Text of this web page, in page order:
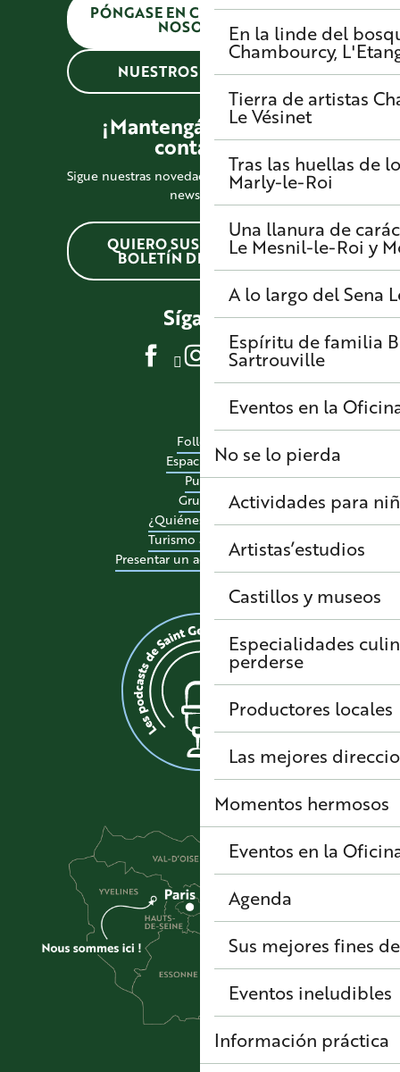
En la linde del
Chambourcy,
Tierra de artistas
Le Vésinet
Tras las huellas de
Marly-le-Roi
Una llanura de
Le Mesnil-le-Roi y
A lo largo del Sena
Espíritu de familia
Sartrouville
Eventos en la
No se lo pierda
Actividades para
Artistas’estudios
Castillos y museos
Especialidades
perderse
Productores locales
Las mejores
Momentos hermosos
Eventos en la
Agenda
Sus mejores fines
Eventos ineludibles
Información práctica
PÓNGASE EN CONTACTO CON
NOSOTROS
NUESTROS HORARIOS
¡Mantengámonos en
contacto!
Sigue nuestras novedades suscribiéndote a la
newsletter
QUIERO SUSCRIBIRME AL
BOLETÍN DE NOTICIAS
Síganos
Folletos
Espacio pro
Pulse
Grupos
¿Quiénes somos?
Turismo accesible
Presentar un acontecimiento